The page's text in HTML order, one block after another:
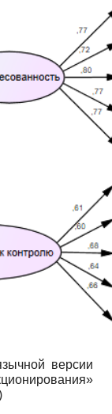
версии